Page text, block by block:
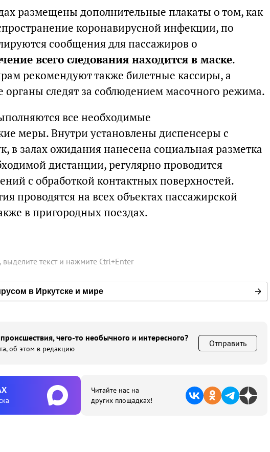
размещены дополнительные плакаты о том, как
коронавирусной инфекции, по
сообщения для пассажиров о
всего следования находится в маске.
рекомендуют также билетные кассиры, а
органы следят за соблюдением масочного режима.
все необходимые
меры. Внутри установлены диспенсеры с
в залах ожидания нанесена социальная разметка
дистанции, регулярно проводится
с обработкой контактных поверхностей.
проводятся на всех объектах пассажирской
в пригородных поездах.
текст и нажмите Ctrl+Enter
в Иркутске и мире
чего-то необычного и интересного?
об этом в редакцию
Отправить
Читайте нас на
других площадках!